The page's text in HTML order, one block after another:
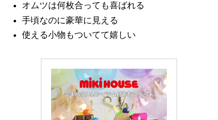
オムツは何枚合っても喜ばれる
手頃なのに豪華に見える
使える小物もついてて嬉しい